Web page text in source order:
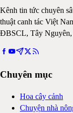
Kênh tin tức chuyên
thuật canh tác Việt
ĐBSCL, Tây Nguyên,
Chuyên mục
Hoa cây cảnh
Chuyện nhà